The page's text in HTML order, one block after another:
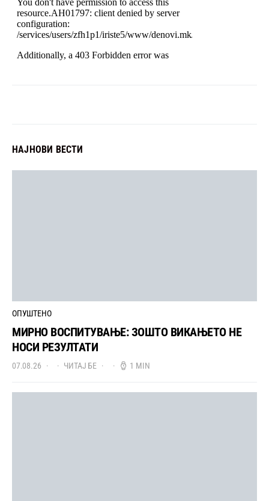
НАЈНОВИ ВЕСТИ
ОПУШТЕНО
МИРНО ВОСПИТУВАЊЕ: ЗОШТО ВИКАЊЕТО НЕ
НОСИ РЕЗУЛТАТИ
07.08.26 ЧИТАЈ БЕ 1 MIN